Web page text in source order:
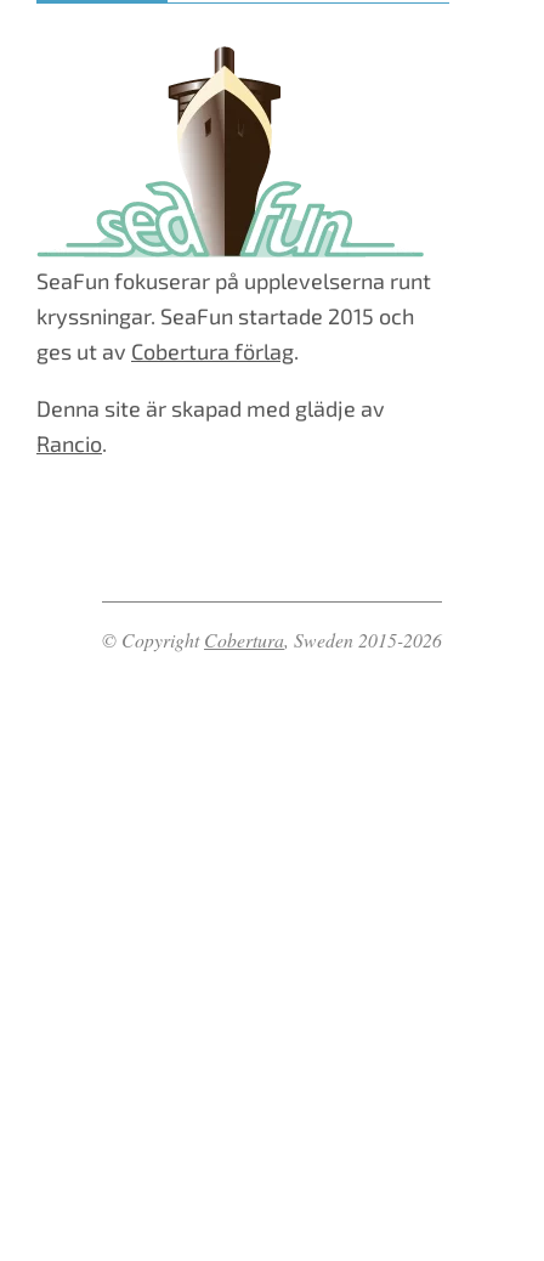
SeaFun fokuserar på upplevelserna runt
kryssningar. SeaFun startade 2015 och
ges ut av Cobertura förlag.
Denna site är skapad med glädje av
Rancio.
© CopyrightCobertura, Sweden 2015-2026